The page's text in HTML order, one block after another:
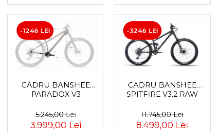
-1246 LEI
CADRU BANSHEE
PARADOX V3
5.245,00 Lei
3.999,00 Lei
-3246 LEI
CADRU BANSHEE
SPITFIRE V3.2 RAW
11.745,00 Lei
8.499,00 Lei